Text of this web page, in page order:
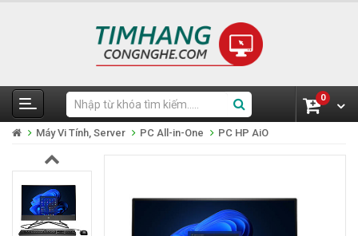
0
Máy Vi Tính, Server PC All-in-One PC HP AiO